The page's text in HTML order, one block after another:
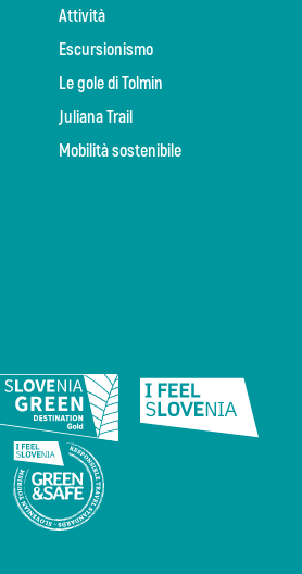
Attività
Escursionismo
Le gole di Tolmin
Juliana Trail
Mobilità sostenibile